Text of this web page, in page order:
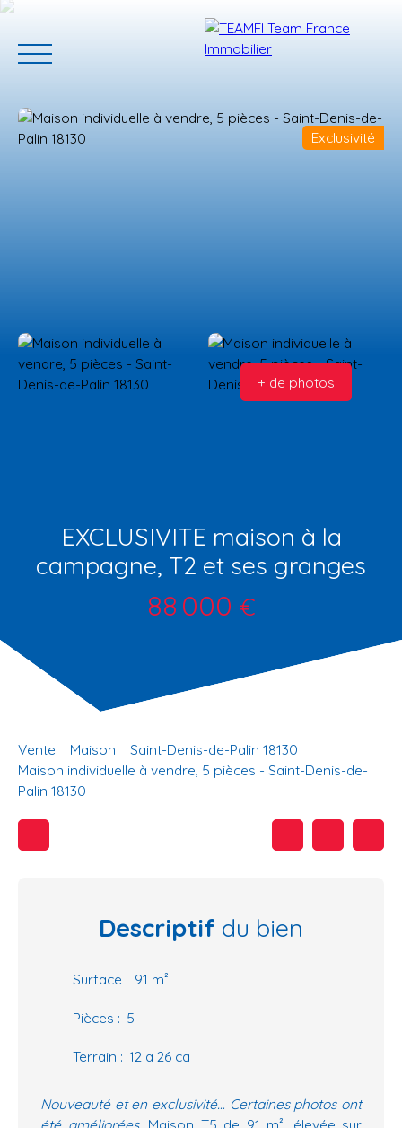
Estimation
Exclusivité
+ de photos
EXCLUSIVITE maison à la
campagne, T2 et ses granges
88 000 €
Vente Maison
Saint-Denis-de-Palin 18130
Maison individuelle à vendre, 5 pièces - Saint-Denis-de-
Palin 18130
Descriptif du bien
Surface : 91 m²
Pièces : 5
Terrain : 12 a 26 ca
Nouveauté et en exclusivité… Certaines photos ont